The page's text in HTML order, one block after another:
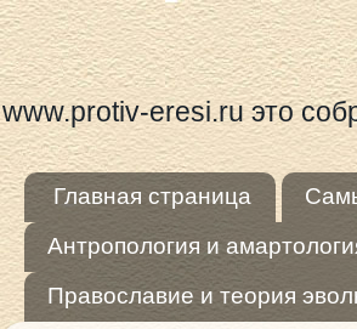
www.protiv-eresi.ru это
Главная страница
Антропология и
Православие и теория